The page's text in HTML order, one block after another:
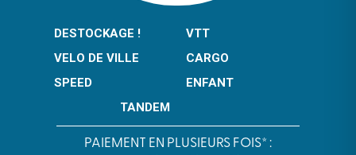
DESTOCKAGE !
VTT
VELO DE VILLE
CARGO
SPEED
ENFANT
TANDEM
PAIEMENT EN PLUSIEURS FOIS* :